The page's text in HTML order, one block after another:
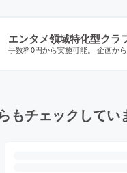
エンタメ領域特化型クラ
手数料0円から実施可能。 企画か
もチェックしてい